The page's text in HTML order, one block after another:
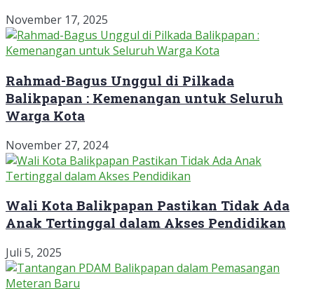
November 17, 2025
Rahmad-Bagus Unggul di Pilkada
Balikpapan : Kemenangan untuk Seluruh
Warga Kota
November 27, 2024
Wali Kota Balikpapan Pastikan Tidak Ada
Anak Tertinggal dalam Akses Pendidikan
Juli 5, 2025